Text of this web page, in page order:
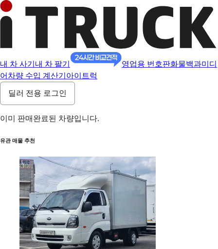
내 차 사기 내 차 팔기 영업용 번호판화물백과미디
어 차량 수입 계산기 아이트럭
딜러 전용 로그인
이미 판매완료된 차량입니다.
유관 매물 추천